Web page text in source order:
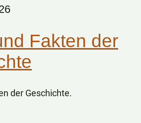
Fakten der
der Geschichte.